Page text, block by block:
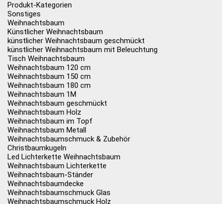
Produkt-Kategorien
Sonstiges
Weihnachtsbaum
Künstlicher Weihnachtsbaum
künstlicher Weihnachtsbaum geschmückt
künstlicher Weihnachtsbaum mit Beleuchtung
Tisch Weihnachtsbaum
Weihnachtsbaum 120 cm
Weihnachtsbaum 150 cm
Weihnachtsbaum 180 cm
Weihnachtsbaum 1M
Weihnachtsbaum geschmückt
Weihnachtsbaum Holz
Weihnachtsbaum im Topf
Weihnachtsbaum Metall
Weihnachtsbaumschmuck & Zubehör
Christbaumkugeln
Led Lichterkette Weihnachtsbaum
Weihnachtsbaum Lichterkette
Weihnachtsbaum-Ständer
Weihnachtsbaumdecke
Weihnachtsbaumschmuck Glas
Weihnachtsbaumschmuck Holz